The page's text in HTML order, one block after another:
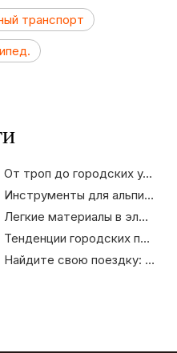
транспорт
От троп до городских улиц: как выбрать горный велосипед, который действительно вам подходит
Инструменты для альпинизма и приключений - как горные электронные велосипеды меняют опыт езды на велосипеде на открытом воздухе
Легкие материалы в электровелосипедах: повышение скорости, запаса хода и долговечности
Тенденции городских поездок: почему городские велосипеды — идеальный выбор для будущего
Найдите свою поездку: лучшие электронные велосипеды для поездок по городу, длительных туров и приключений по бездорожью